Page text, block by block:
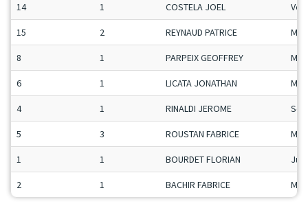
14 1 COSTELA JOEL Vet
15 2 REYNAUD PATRICE
8 1 PARPEIX GEOFFREY
6 1 LICATA JONATHAN
4 1 RINALDI JEROME
5 3 ROUSTAN FABRICE
1 1 BOURDET FLORIAN Ju-
2 1 BACHIR FABRICE